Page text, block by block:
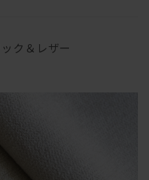
ク＆レザー